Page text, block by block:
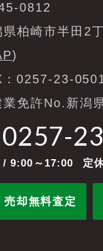
0812
県柏崎市半田2
)
：0257-23-
業免許No.新潟
0257-
/ 9:00～17:00 定
売却無料査定